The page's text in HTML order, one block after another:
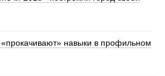
навыки в профильном